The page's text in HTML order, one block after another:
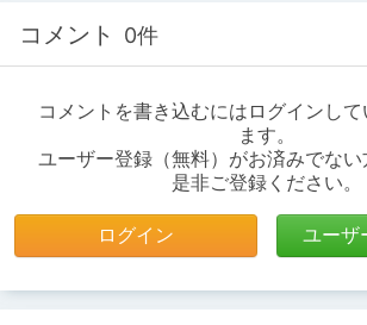
コメント 0件
コメントを書き込むにはログインして
ます。
ユーザー登録（無料）がお済みでな
是非ご登録ください。
ログイン ユーザ